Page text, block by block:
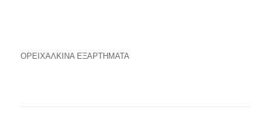
ΟΡΕΙΧAΛΚΙΝΑ ΕΞΑΡΤHΜΑΤΑ